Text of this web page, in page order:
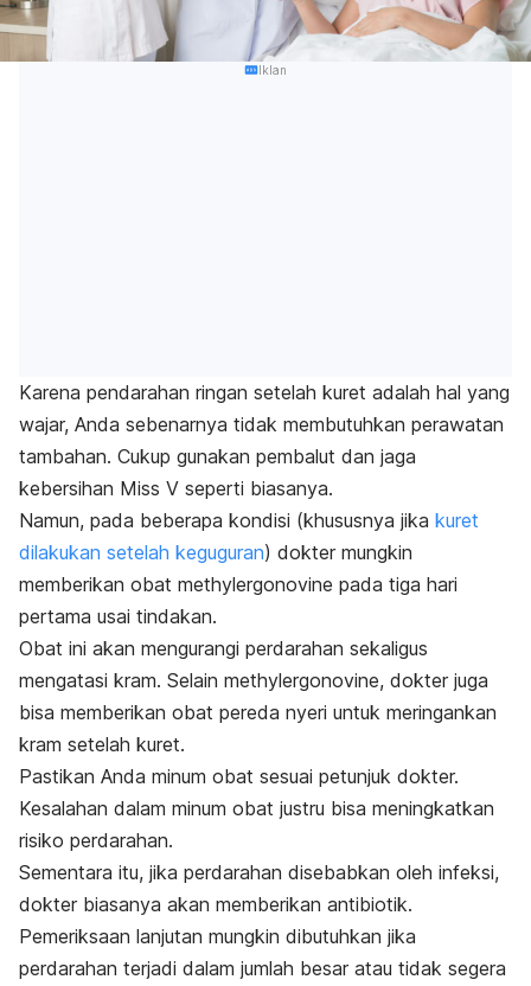
Iklan
Karena pendarahan ringan setelah kuret adalah hal yang
wajar, Anda sebenarnya tidak membutuhkan perawatan
tambahan. Cukup gunakan pembalut dan jaga
kebersihan Miss V seperti biasanya.
Namun, pada beberapa kondisi (khususnya jika kuret
dilakukan setelah keguguran) dokter mungkin
memberikan obat methylergonovine pada tiga hari
pertama usai tindakan.
Obat ini akan mengurangi perdarahan sekaligus
mengatasi kram. Selain methylergonovine, dokter juga
bisa memberikan obat pereda nyeri untuk meringankan
kram setelah kuret.
Pastikan Anda minum obat sesuai petunjuk dokter.
Kesalahan dalam minum obat justru bisa meningkatkan
risiko perdarahan.
Sementara itu, jika perdarahan disebabkan oleh infeksi,
dokter biasanya akan memberikan antibiotik.
Pemeriksaan lanjutan mungkin dibutuhkan jika
perdarahan terjadi dalam jumlah besar atau tidak segera